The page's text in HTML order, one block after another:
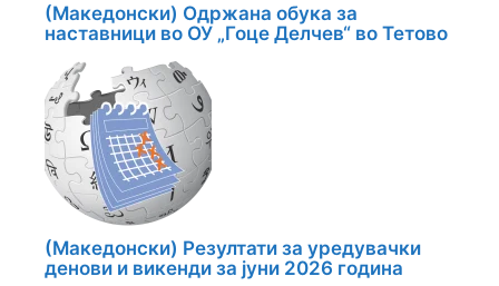
(Македонски) Одржана обука за
наставници во ОУ „Гоце Делчев“ во Тетово
(Македонски) Резултати за уредувачки
денови и викенди за јуни 2026 година